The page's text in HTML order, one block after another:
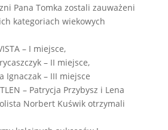
Pana Tomka zostali zauważeni
kategoriach wiekowych
– I miejsce,
– II miejsce,
Ignaczak – III miejsce
– Patrycja Przybysz i Lena
Norbert Kuświk otrzymali